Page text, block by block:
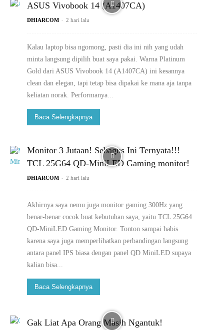
ASUS Vivobook 14 (A1407CA)
DHIARCOM - 2 hari lalu
Kalau laptop bisa ngomong, pasti dia ini nih yang udah
minta langsung dipilih buat saya pakai. Warna Platinum
Gold dari ASUS Vivobook 14 (A1407CA) ini kesannya
clean dan elegan, tapi tetap bisa dipakai ke mana aja tanpa
keliatan norak. Performanya...
Baca Selengkapnya
Monitor 3 Jutaan! Sebagus Ini Ternyata!!!
TCL 25G64 QD-MiniLED Gaming monitor!
DHIARCOM - 2 hari lalu
Akhirnya saya nemu juga monitor gaming 300Hz yang
benar-benar cocok buat kebutuhan saya, yaitu TCL 25G64
QD-MiniLED Gaming Monitor. Tonton sampai habis
karena saya juga memperlihatkan perbandingan langsung
antara panel IPS biasa dengan panel QD MiniLED supaya
kalian bisa...
Baca Selengkapnya
Gak Liat Apa Orang Masih Ngantuk!